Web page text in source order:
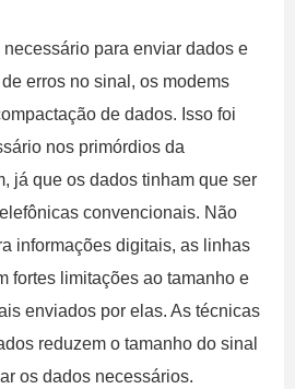
para enviar dados e
erros no sinal, os modems
de dados. Isso foi
nos primórdios da
já que os dados tinham que ser
convencionais. Não
informações digitais, as linhas
fortes limitações ao tamanho e
enviados por elas. As técnicas
reduzem o tamanho do sinal
os dados necessários.